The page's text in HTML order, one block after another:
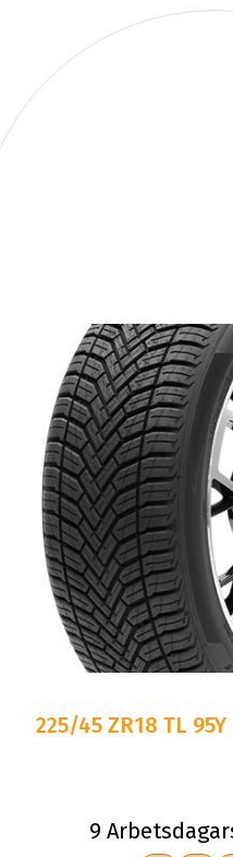
225/45 ZR18 TL 95Y
9